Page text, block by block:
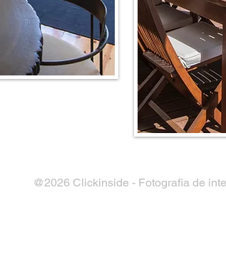
@2026 Clickinside - Fotografia de